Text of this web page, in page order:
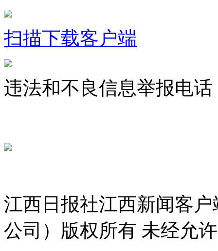
扫描下载客户端
违法和不良信息举报电
江西日报社江西新闻客
公司）版权所有 未经允